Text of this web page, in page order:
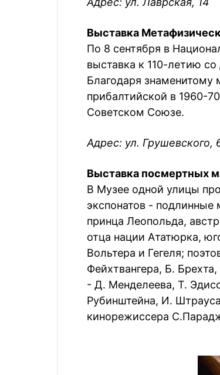
Выставка
По 8 сентября в
выставка к 110-летию
Благодаря знаменитому
прибалтийской в 1960-
Советском Союзе.
Адрес: ул. Грушевского,
Выставка посмертных
В Музее одной улицы
экспонатов -
принца Леопольда,
отца нации Ататюрка,
Вольтера и Гегеля;
Фейхтвангера, Б.
- Д. Менделеева, Т.
Рубинштейна, И.
кинорежиссера